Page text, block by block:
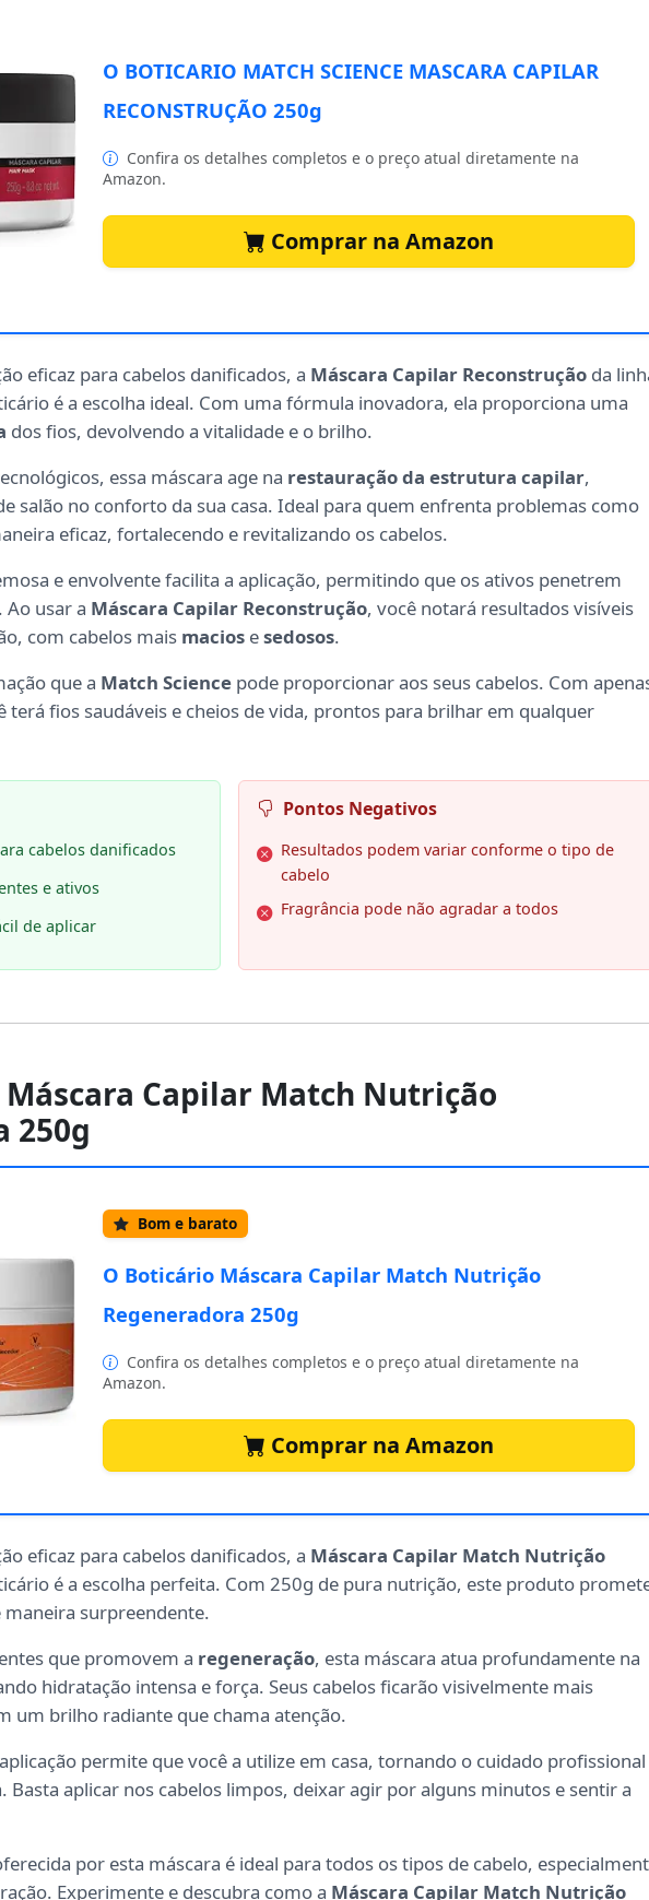
O BOTICARIO MATCH SCIENCE MASCARA CAPILAR
RECONSTRUÇÃO 250g
Confira os detalhes completos e o preço atual diretamente na
Amazon.
Comprar na Amazon
eficaz para cabelos danificados, a Máscara Capilar Reconstrução da
é a escolha ideal. Com uma fórmula inovadora, ela proporciona uma
dos fios, devolvendo a vitalidade e o brilho.
essa máscara age na restauração da estrutura capilar,
salão no conforto da sua casa. Ideal para quem enfrenta problemas como
eficaz, fortalecendo e revitalizando os cabelos.
e envolvente facilita a aplicação, permitindo que os ativos penetrem
usar a Máscara Capilar Reconstrução, você notará resultados visíveis
com cabelos mais macios esedosos.
que a Match Science pode proporcionar aos seus cabelos. Com
terá fios saudáveis e cheios de vida, prontos para brilhar em qualquer
cabelos danificados
e ativos
de aplicar
Pontos Negativos
Resultados podem variar conforme o tipo de
cabelo
Fragrância pode não agradar a todos
Capilar Match Nutrição
250g
Bom e barato
O Boticário Máscara Capilar Match Nutrição
Regeneradora 250g
Confira os detalhes completos e o preço atual diretamente na
Amazon.
Comprar na Amazon
eficaz para cabelos danificados, a Máscara Capilar Match Nutrição
é a escolha perfeita. Com 250g de pura nutrição, este produto
surpreendente.
que promovem a regeneração, esta máscara atua profundamente na
hidratação intensa e força. Seus cabelos ficarão visivelmente mais
um brilho radiante que chama atenção.
permite que você a utilize em casa, tornando o cuidado profissional
Basta aplicar nos cabelos limpos, deixar agir por alguns minutos e sentir a
por esta máscara é ideal para todos os tipos de cabelo,
Experimente e descubra como a Máscara Capilar Match Nutrição